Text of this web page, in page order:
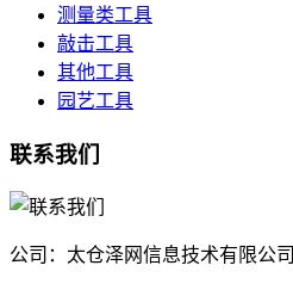
测量类工具
敲击工具
其他工具
园艺工具
联系我们
公司：太仓泽网信息技术有限公司